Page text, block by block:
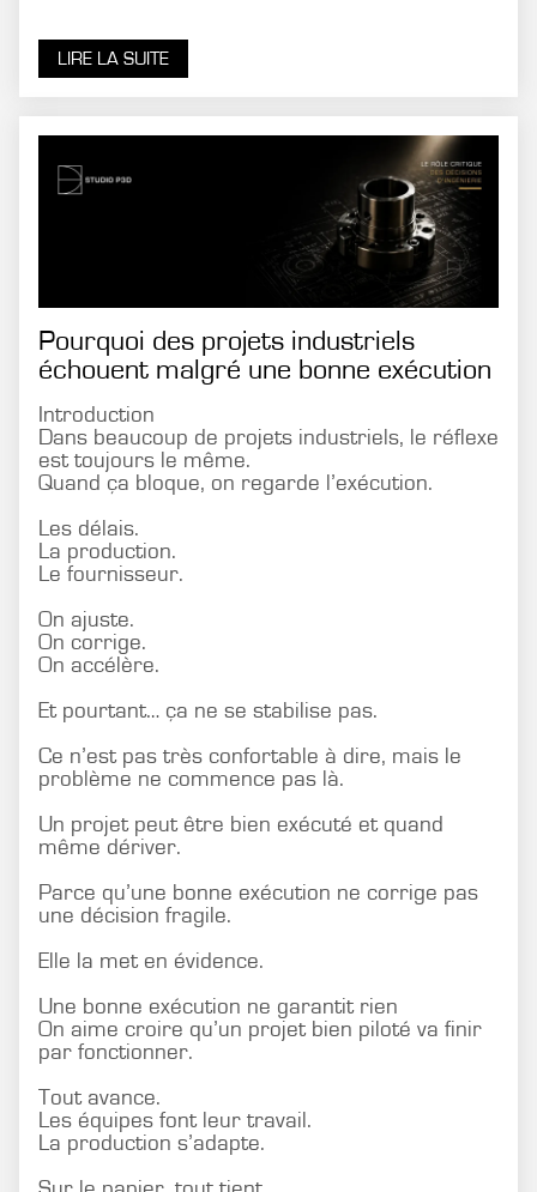
LIRE LA SUITE
Pourquoi des projets industriels
échouent malgré une bonne exécution
Introduction
Dans beaucoup de projets industriels, le réflexe
est toujours le même.
Quand ça bloque, on regarde l’exécution.
Les délais.
La production.
Le fournisseur.
On ajuste.
On corrige.
On accélère.
Et pourtant… ça ne se stabilise pas.
Ce n’est pas très confortable à dire, mais le
problème ne commence pas là.
Un projet peut être bien exécuté et quand
même dériver.
Parce qu’une bonne exécution ne corrige pas
une décision fragile.
Elle la met en évidence.
Une bonne exécution ne garantit rien
On aime croire qu’un projet bien piloté va finir
par fonctionner.
Tout avance.
Les équipes font leur travail.
La production s’adapte.